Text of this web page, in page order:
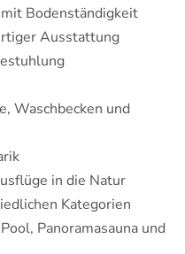
Bodenständigkeit
Ausstattung
Waschbecken und
in die Natur
Kategorien
Panoramasauna und